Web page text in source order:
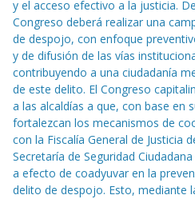
y el acceso efectivo a la justicia.
Congreso deberá realizar una
de despojo, con enfoque
y de difusión de las vías
contribuyendo a una ciudadanía
de este delito. El Congreso
a las alcaldías a que, con base en
fortalezcan los mecanismos de
con la Fiscalía General de Justicia
Secretaría de Seguridad
a efecto de coadyuvar en la
delito de despojo. Esto, mediante